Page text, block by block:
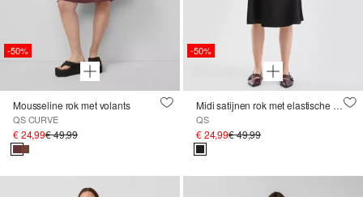
-50%
Mousseline rok met volants
QS CURVE
€ 24,99€ 49,99
-50%
Midi satijnen rok met elastische band en uitlopende zoom
QS
€ 24,99€ 49,99